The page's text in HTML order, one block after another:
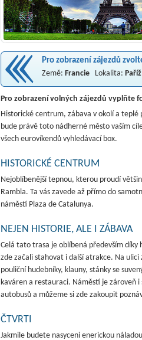
Pro zobrazení zájezdů
Země: Francie Lokalita: Paříž
Pro zobrazení volných zájezdů vyplňte
Historické centrum, zábava v okolí a teplé
bude právě toto nádherné město vaším
všech eurovíkendů vyhledávací box.
HISTORICKÉ CENTRUM
Nejoblíbenější tepnou, kterou proudí
Rambla. Ta vás zavede až přímo do
náměstí Plaza de Catalunya.
NEJEN HISTORIE, ALE I ZÁBAVA
Celá tato trasa je oblíbená především díky
zde začali stahovat i další atrakce. Na ulici
pouliční hudebníky, klauny, stánky se
kaváren a restauraci. Náměstí je zároveň i
autobusů a můžeme si zde zakoupit
ČTVRTI
Jakmile budete nasyceni enerickou